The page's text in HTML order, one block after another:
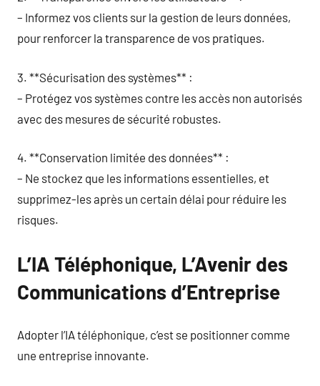
– Informez vos clients sur la gestion de leurs données,
pour renforcer la transparence de vos pratiques.
3. **Sécurisation des systèmes** :
– Protégez vos systèmes contre les accès non autorisés
avec des mesures de sécurité robustes.
4. **Conservation limitée des données** :
– Ne stockez que les informations essentielles, et
supprimez-les après un certain délai pour réduire les
risques.
L’IA Téléphonique, L’Avenir des
Communications d’Entreprise
Adopter l’IA téléphonique, c’est se positionner comme
une entreprise innovante.